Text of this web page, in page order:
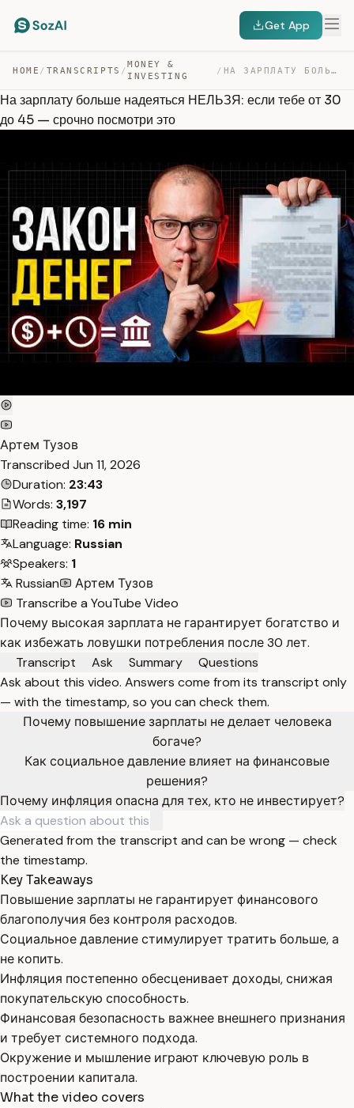
Get App
HOME / TRANSCRIPTS /
MONEY &
INVESTING
/ НА ЗАРПЛАТУ БОЛЬШЕ НАДЕЯТЬСЯ НЕЛЬЗЯ: ЕСЛИ ТЕБЕ ОТ 30 ДО… — TRANSCRIPT
На зарплату больше надеяться НЕЛЬЗЯ: если тебе от 30
до 45 — срочно посмотри это
Артем Тузов
Transcribed Jun 11, 2026
Duration: 23:43
Words: 3,197
Reading time: 16 min
Language: Russian
Speakers: 1
Russian
Артем Тузов
Transcribe a YouTube Video
Почему высокая зарплата не гарантирует богатство и
как избежать ловушки потребления после 30 лет.
Transcript
Ask Summary
Questions
Ask about this video. Answers come from its transcript only
— with the timestamp, so you can check them.
Почему повышение зарплаты не делает человека
богаче?
Как социальное давление влияет на финансовые
решения?
Почему инфляция опасна для тех, кто не инвестирует?
Generated from the transcript and can be wrong — check
the timestamp.
Key Takeaways
Повышение зарплаты не гарантирует финансового
благополучия без контроля расходов.
Социальное давление стимулирует тратить больше, а
не копить.
Инфляция постепенно обесценивает доходы, снижая
покупательскую способность.
Финансовая безопасность важнее внешнего признания
и требует системного подхода.
Окружение и мышление играют ключевую роль в
построении капитала.
What the video covers